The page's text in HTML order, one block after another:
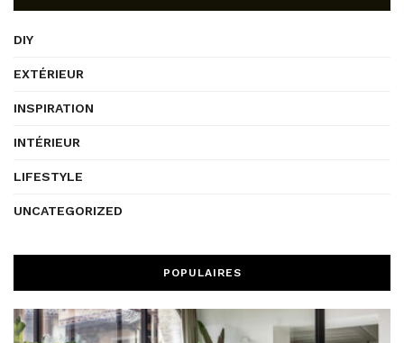
DIY
EXTÉRIEUR
INSPIRATION
INTÉRIEUR
LIFESTYLE
UNCATEGORIZED
POPULAIRES